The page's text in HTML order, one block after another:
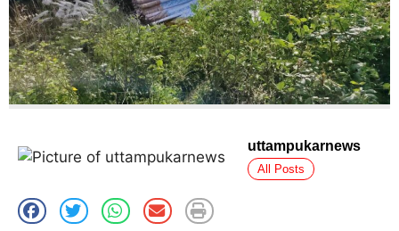
uttampukarnews
All Posts